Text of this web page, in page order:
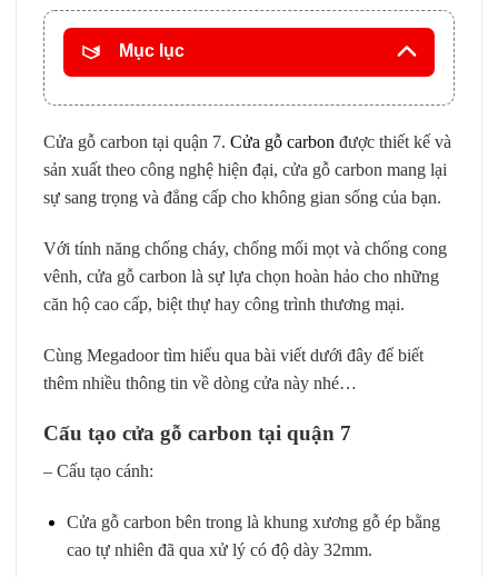
Mục lục
Cửa gỗ carbon tại quận 7. Cửa gỗ carbon được thiết kế và
sản xuất theo công nghệ hiện đại, cửa gỗ carbon mang lại
sự sang trọng và đẳng cấp cho không gian sống của bạn.
Với tính năng chống cháy, chống mối mọt và chống cong
vênh, cửa gỗ carbon là sự lựa chọn hoàn hảo cho những
căn hộ cao cấp, biệt thự hay công trình thương mại.
Cùng Megadoor tìm hiểu qua bài viết dưới đây để biết
thêm nhiều thông tin về dòng cửa này nhé…
Cấu tạo cửa gỗ carbon tại quận 7
– Cấu tạo cánh:
Cửa gỗ carbon bên trong là khung xương gỗ ép bằng
cao tự nhiên đã qua xử lý có độ dày 32mm.